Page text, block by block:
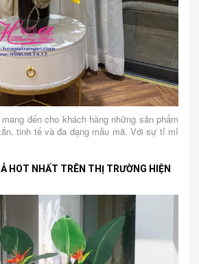
đến cho khách hàng những sản phẩm
tinh tế và đa dạng mẫu mã. Với sự tỉ mỉ
HOT NHẤT TRÊN THỊ TRƯỜNG HIỆN